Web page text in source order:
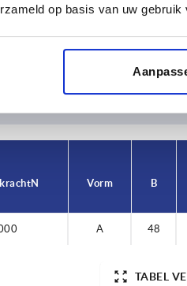
op basis van uw gebruik
N Vorm B
A 48
TABEL